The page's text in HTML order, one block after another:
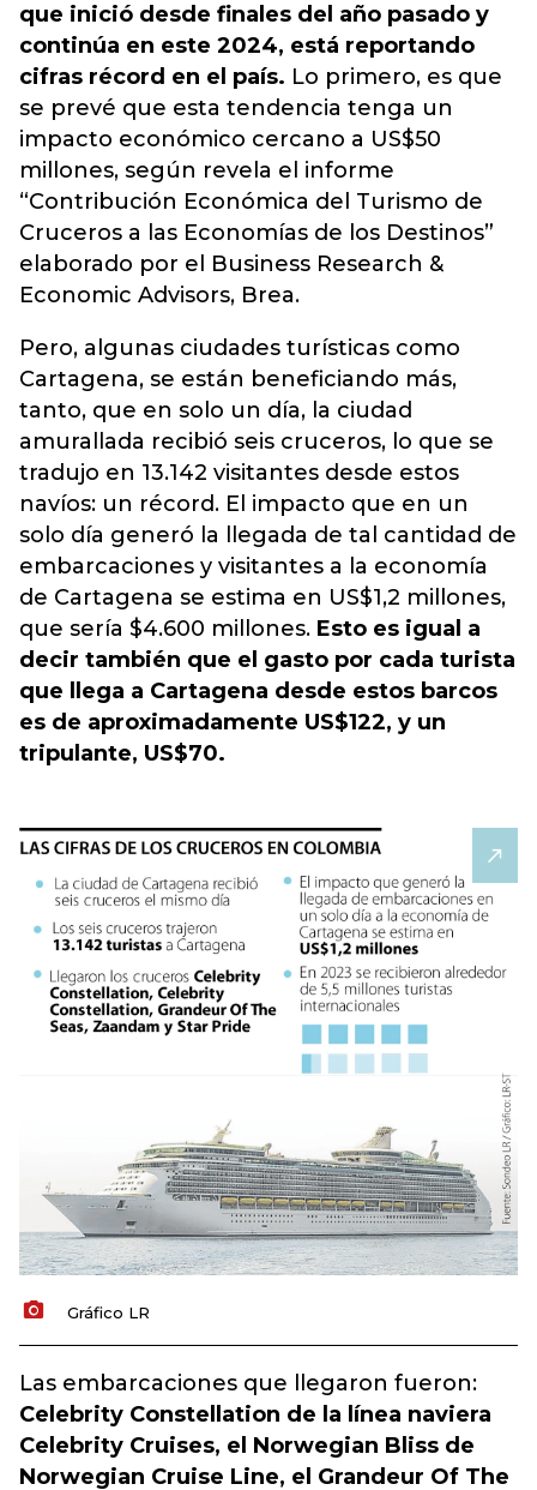
que inició desde finales del año pasado y
continúa en este 2024, está reportando
cifras récord en el país. Lo primero, es que
se prevé que esta tendencia tenga un
impacto económico cercano a US$50
millones, según revela el informe
“Contribución Económica del Turismo de
Cruceros a las Economías de los Destinos”
elaborado por el Business Research &
Economic Advisors, Brea.
Pero, algunas ciudades turísticas como
Cartagena, se están beneficiando más,
tanto, que en solo un día, la ciudad
amurallada recibió seis cruceros, lo que se
tradujo en 13.142 visitantes desde estos
navíos: un récord. El impacto que en un
solo día generó la llegada de tal cantidad de
embarcaciones y visitantes a la economía
de Cartagena se estima en US$1,2 millones,
que sería $4.600 millones. Esto es igual a
decir también que el gasto por cada turista
que llega a Cartagena desde estos barcos
es de aproximadamente US$122, y un
tripulante, US$70.
Gráfico LR
Las embarcaciones que llegaron fueron:
Celebrity Constellation de la línea naviera
Celebrity Cruises, el Norwegian Bliss de
Norwegian Cruise Line, el Grandeur Of The